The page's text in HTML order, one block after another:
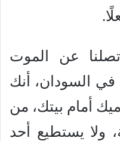
عن الموت
السودان، أنك
أمام بيتك، من
ولا يستطيع أحد